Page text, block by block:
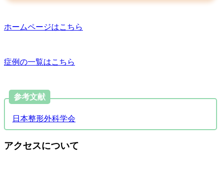
ホームページはこちら
症例の一覧はこちら
参考文献
日本整形外科学会
アクセスについて